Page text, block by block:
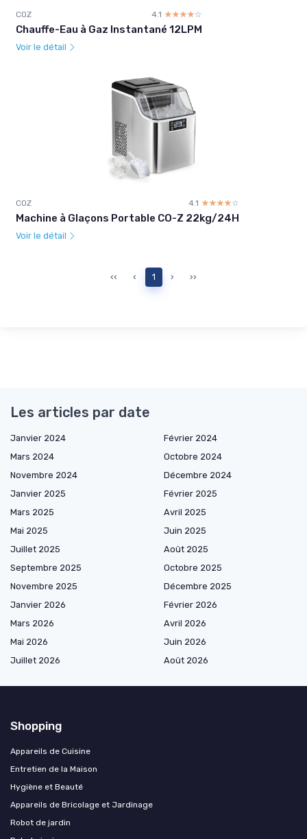
COZ 4.1 ☆☆☆☆☆
★★★★★
Chauffe-Eau à Gaz Instantané 12LPM
Voir le détail
COZ 4.1 ☆☆☆☆☆
★★★★★
Machine à Glaçons Portable CO-Z 22kg/24H
Voir le détail
‹‹ ‹ 1 › ››
Les articles par date
Janvier 2024
Février 2024
Mars 2024
Octobre 2024
Novembre 2024
Décembre 2024
Janvier 2025
Février 2025
Mars 2025
Avril 2025
Mai 2025
Juin 2025
Juillet 2025
Août 2025
Septembre 2025
Octobre 2025
Novembre 2025
Décembre 2025
Janvier 2026
Février 2026
Mars 2026
Avril 2026
Mai 2026
Juin 2026
Juillet 2026
Août 2026
Shopping
Appareils de Cuisine
Entretien de la Maison
Hygiène et Beauté
Appareils de Bricolage et Jardinage
Robot de jardin